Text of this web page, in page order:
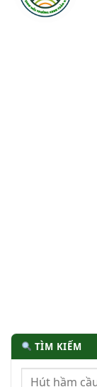
TÌM KIẾM